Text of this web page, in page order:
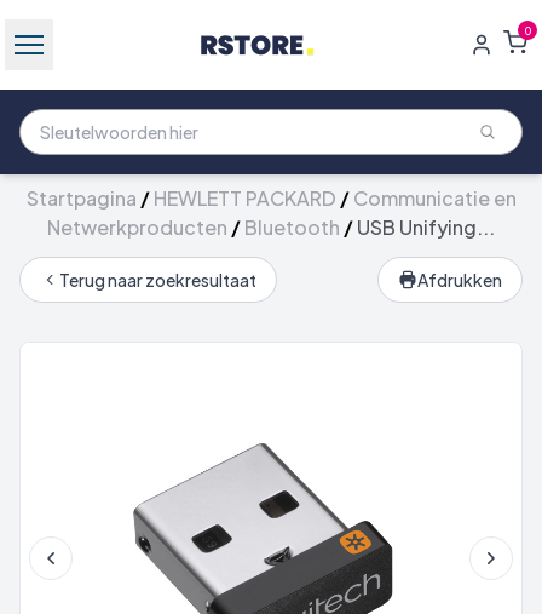
0
Startpagina /HEWLETT PACKARD /Communicatie en
Netwerkproducten /Bluetooth /USB Unifying...
Terug naar zoekresultaat Afdrukken